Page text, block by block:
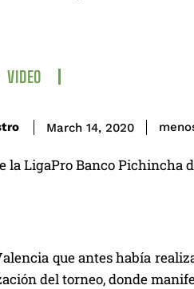
VIDEO
March 14, 2020
la LigaPro Banco
que antes había
del torneo, donde